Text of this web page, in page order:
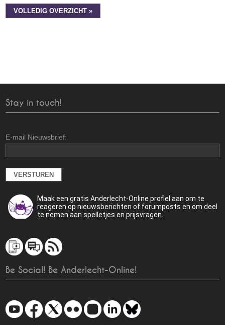
VOLLEDIG OVERZICHT »
Stay in touch!
E-mail Nieuwsbrief:
Maak een gratis Anderlecht-Online profiel aan om te
reageren op nieuwsberichten of forumposts en om deel
te nemen aan spelletjes en prijsvragen.
Be Social! Be Anderlecht-Online!